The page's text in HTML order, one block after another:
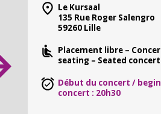
Le Kursaal
135 Rue Roger Salengro
59260 Lille
Placement libre –
seating – Seated concert
Début du concert /
concert : 20h30